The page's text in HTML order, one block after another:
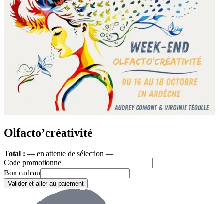
Olfacto’créativité
Total : — en attente de sélection —
Code promotionnel
Bon cadeau
Valider et aller au paiement